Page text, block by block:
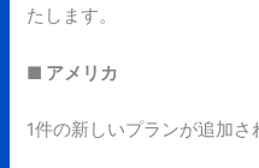
たします。
■ アメリカ
1件の新しいプランが追加さ